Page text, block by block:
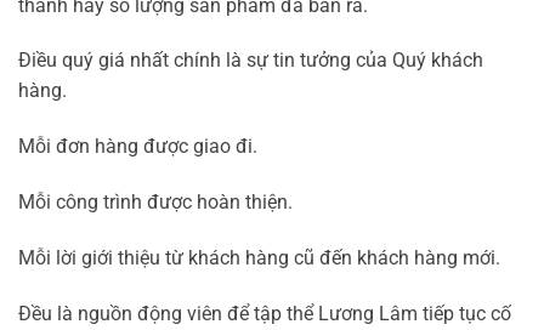
thành hay số lượng sản phẩm đã bán ra.
Điều quý giá nhất chính là sự tin tưởng của Quý khách
hàng.
Mỗi đơn hàng được giao đi.
Mỗi công trình được hoàn thiện.
Mỗi lời giới thiệu từ khách hàng cũ đến khách hàng mới.
Đều là nguồn động viên để tập thể Lương Lâm tiếp tục cố